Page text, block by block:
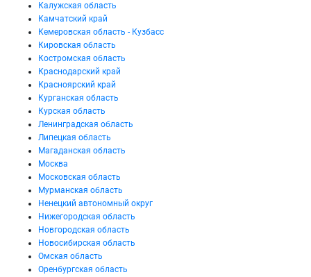
Калужская область
Камчатский край
Кемеровская область - Кузбасс
Кировская область
Костромская область
Краснодарский край
Красноярский край
Курганская область
Курская область
Ленинградская область
Липецкая область
Магаданская область
Москва
Московская область
Мурманская область
Ненецкий автономный округ
Нижегородская область
Новгородская область
Новосибирская область
Омская область
Оренбургская область